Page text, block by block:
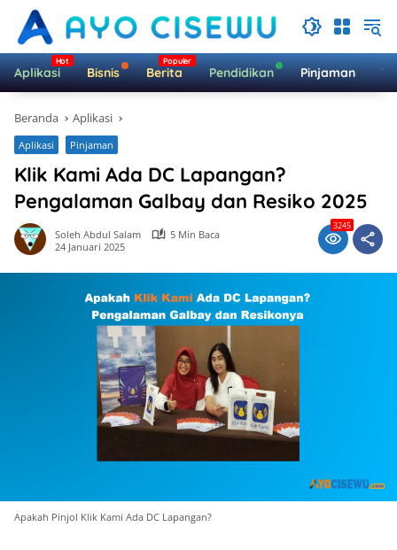
Langsung
konten
Aplikasi Bisnis Berita Pendidikan Pinjaman
Beranda Aplikasi
Aplikasi Pinjaman
Klik Kami Ada DC Lapangan?
Pengalaman Galbay dan Resiko 2025
Soleh Abdul Salam
5 Min Baca
24 Januari 2025
3245
Apakah Pinjol Klik Kami Ada DC Lapangan?